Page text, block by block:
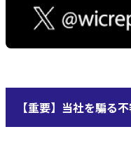
【重要】当社を騙る